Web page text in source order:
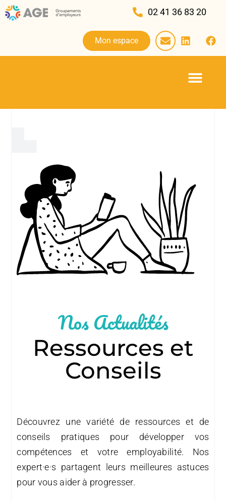
02 41 36 83 20
Mon espace
Nos Actualités
Ressources et
Conseils
Découvrez une variété de ressources et de
conseils pratiques pour développer vos
compétences et votre employabilité. Nos
expert·e·s partagent leurs meilleures astuces
pour vous aider à progresser.